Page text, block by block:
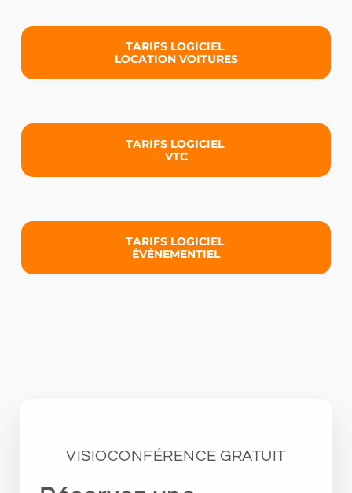
TARIFS LOGICIEL
LOCATION VOITURES
TARIFS LOGICIEL
VTC
TARIFS LOGICIEL
ÉVÉNEMENTIEL
VISIOCONFÉRENCE GRATUIT